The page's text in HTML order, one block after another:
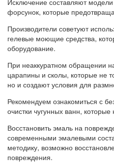
форсунок, которые
Производители советуют
гелевые моющие средства,
оборудование.
При неаккуратном обращении
царапины и сколы, которые не
но и создают условия для
Рекомендуем ознакомиться с
очистки чугунных ванн,
Восстановить эмаль на
современными эмалевыми
методику, возможно
повреждения.